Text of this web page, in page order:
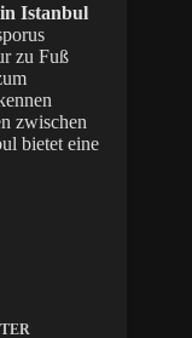
Istanbul
zu Fuß
zwischen
bietet eine